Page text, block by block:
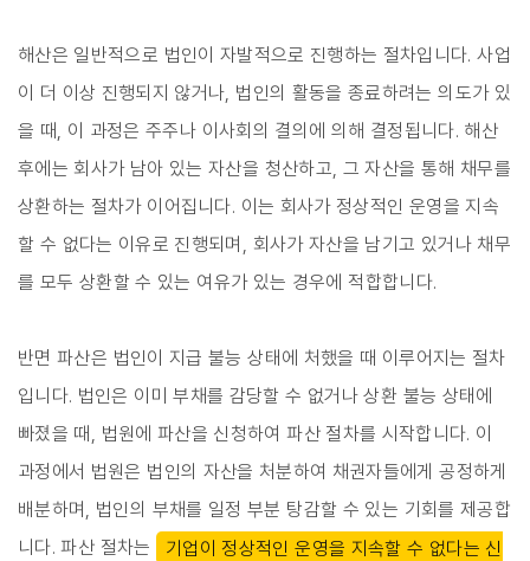
해산은 일반적으로 법인이 자발적으로 진행하는 절차입니다. 사업
이 더 이상 진행되지 않거나, 법인의 활동을 종료하려는 의도가 있
을 때, 이 과정은 주주나 이사회의 결의에 의해 결정됩니다. 해산
후에는 회사가 남아 있는 자산을 청산하고, 그 자산을 통해 채무를
상환하는 절차가 이어집니다. 이는 회사가 정상적인 운영을 지속
할 수 없다는 이유로 진행되며, 회사가 자산을 남기고 있거나 채무
를 모두 상환할 수 있는 여유가 있는 경우에 적합합니다.
반면 파산은 법인이 지급 불능 상태에 처했을 때 이루어지는 절차
입니다. 법인은 이미 부채를 감당할 수 없거나 상환 불능 상태에
빠졌을 때, 법원에 파산을 신청하여 파산 절차를 시작합니다. 이
과정에서 법원은 법인의 자산을 처분하여 채권자들에게 공정하게
배분하며, 법인의 부채를 일정 부분 탕감할 수 있는 기회를 제공합
니다. 파산 절차는
기업이 정상적인 운영을 지속할 수 없다는 신